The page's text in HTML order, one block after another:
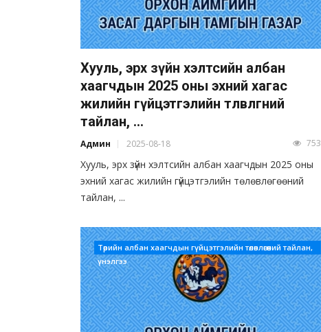
Хууль, эрх зүйн хэлтсийн албан
хаагчдын 2025 оны эхний хагас
жилийн гүйцэтгэлийн төлөвлөгөөний
тайлан, ...
Админ 2025-08-18 753
Хууль, эрх зүйн хэлтсийн албан хаагчдын 2025 оны
эхний хагас жилийн гүйцэтгэлийн төлөвлөгөөний
тайлан, ...
Төрийн албан хаагчдын гүйцэтгэлийн төлөвлөгөөний тайлан,
үнэлгээ